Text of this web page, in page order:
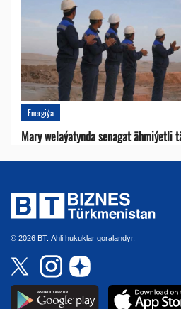
Energiýa
Mary welaýatynda senagat ähmiýetli
© 2026 BT. Ähli hukuklar goralandyr.